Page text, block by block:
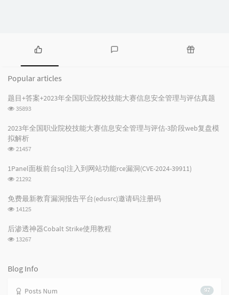
P
p
u
l
r
i
e
e
s
c
o
e
s
d
o
c
l
Popular articles
题目+答案+2023年全国职业院校技能大赛信息安全管理与评估真题
浏
次
数:
35893
2023年全国职业院校技能大赛信息安全管理与评估-3阶段web复盘模
拟解析
浏
次
21457
1Panel面板前台sql注入到网站功能rce漏洞(CVE-2024-39911)
浏
次
数:
21292
免费最新教育漏洞报告平台(edusrc)邀请码注册码
浏
次
数:
14125
后渗透神器Cobalt Strike使用教程
浏
13267
Blog Info
97
Posts Num